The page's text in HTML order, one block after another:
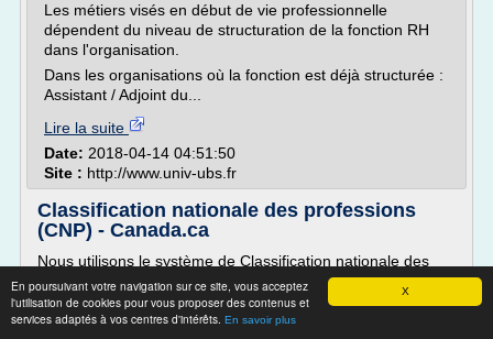
X
En poursuivant votre navigation sur ce site, vous acceptez
l'utilisation de cookies pour vous proposer des contenus et
services adaptés à vos centres d'intérêts. En savoir plus
Les métiers visés en début de vie professionnelle
dépendent du niveau de structuration de la fonction RH
dans l'organisation.
Dans les organisations où la fonction est déjà structurée :
Assistant / Adjoint du...
Lire la suite
Date: 2018-04-14 04:51:50
Site : http://www.univ-ubs.fr
Classification nationale des professions
(CNP) - Canada.ca
Nous utilisons le système de Classification nationale des
professions (CNP) pour classifier les emplois (professions).
Les emplois sont regroupés selon :
les fonctions des postes;